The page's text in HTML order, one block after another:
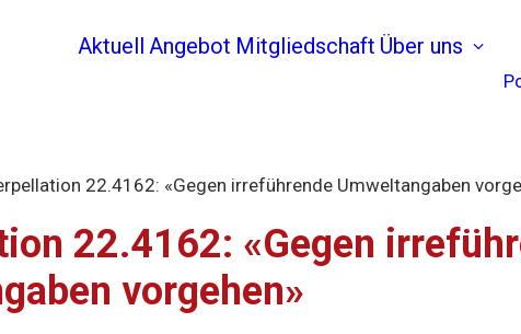
Aktuell Angebot Mitgliedschaft Über uns
22.4162: «Gegen irreführende Umweltangaben
22.4162: «Gegen
vorgehen»